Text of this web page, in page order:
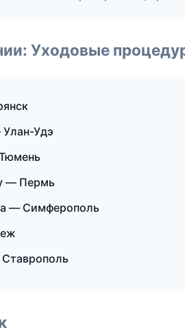
Уходовые
Удэ
— Пермь
— Симферополь